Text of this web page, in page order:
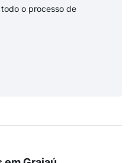
o processo de